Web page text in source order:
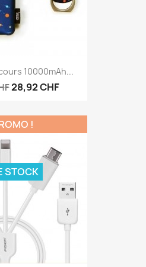
10000mAh...
28,92 CHF
!
STOCK